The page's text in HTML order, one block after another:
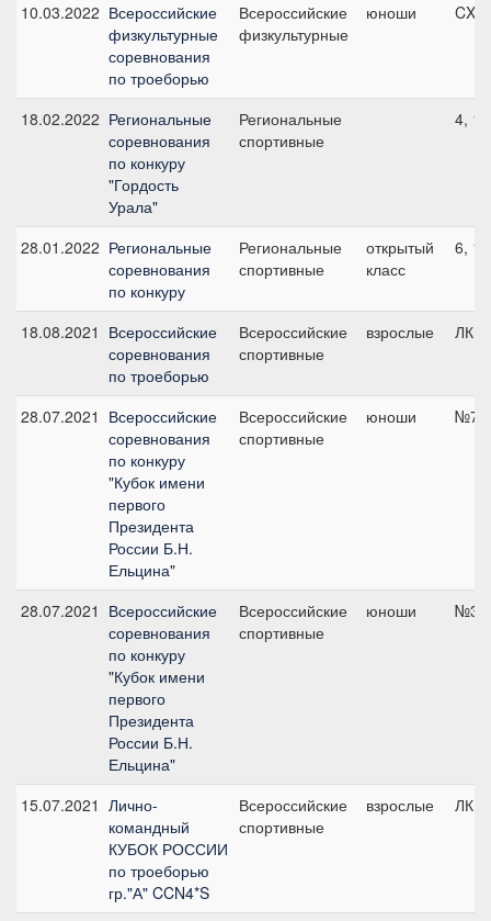
10.03.2022 Всероссийские
физкультурные
соревнования
по троеборью
Всероссийские
физкультурные
юноши
18.02.2022 Региональные
соревнования
по конкуру
"Гордость
Урала"
Региональные
спортивные
4,
28.01.2022 Региональные
соревнования
по конкуру
Региональные
спортивные
открытый
класс
6,
18.08.2021 Всероссийские
соревнования
по троеборью
Всероссийские
спортивные
взрослые
28.07.2021 Всероссийские
соревнования
по конкуру
"Кубок имени
первого
Президента
России Б.Н.
Ельцина"
Всероссийские
спортивные
юноши №7,
28.07.2021 Всероссийские
соревнования
по конкуру
"Кубок имени
первого
Президента
России Б.Н.
Ельцина"
Всероссийские
спортивные
юноши №3,
15.07.2021 Лично-
командный
КУБОК РОССИИ
по троеборью
гр."А" CCN4*S
Всероссийские
спортивные
взрослые